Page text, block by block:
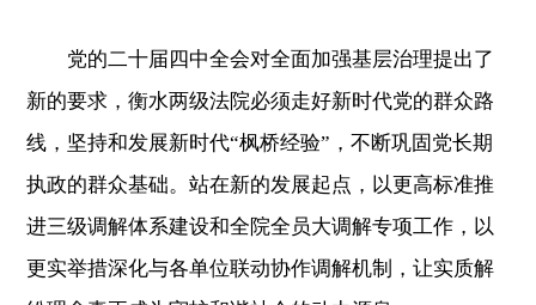
党的二十届四中全会对全面加强基层治理提出了
新的要求，衡水两级法院必须走好新时代党的群众路
线，坚持和发展新时代“枫桥经验”，不断巩固党长期
执政的群众基础。站在新的发展起点，以更高标准推
进三级调解体系建设和全院全员大调解专项工作，以
更实举措深化与各单位联动协作调解机制，让实质解